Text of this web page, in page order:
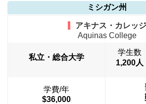
ミシガン州
アキナス・カレッジ
Aquinas College
私立・総合大学
学生数
1,200人
学費/年
$36,000